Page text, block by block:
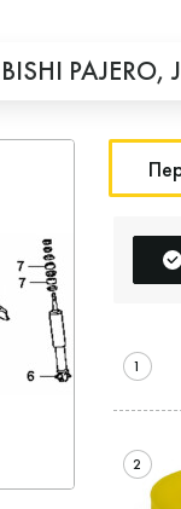
PAJERO,
1
2